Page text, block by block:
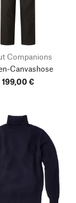
Companions
Canvashose
199,00 €